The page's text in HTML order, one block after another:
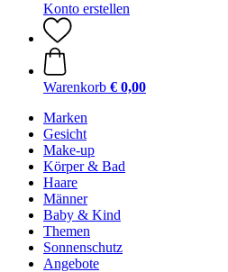
Konto erstellen
Warenkorb € 0,00
Marken
Gesicht
Make-up
Körper & Bad
Haare
Männer
Baby & Kind
Themen
Sonnenschutz
Angebote